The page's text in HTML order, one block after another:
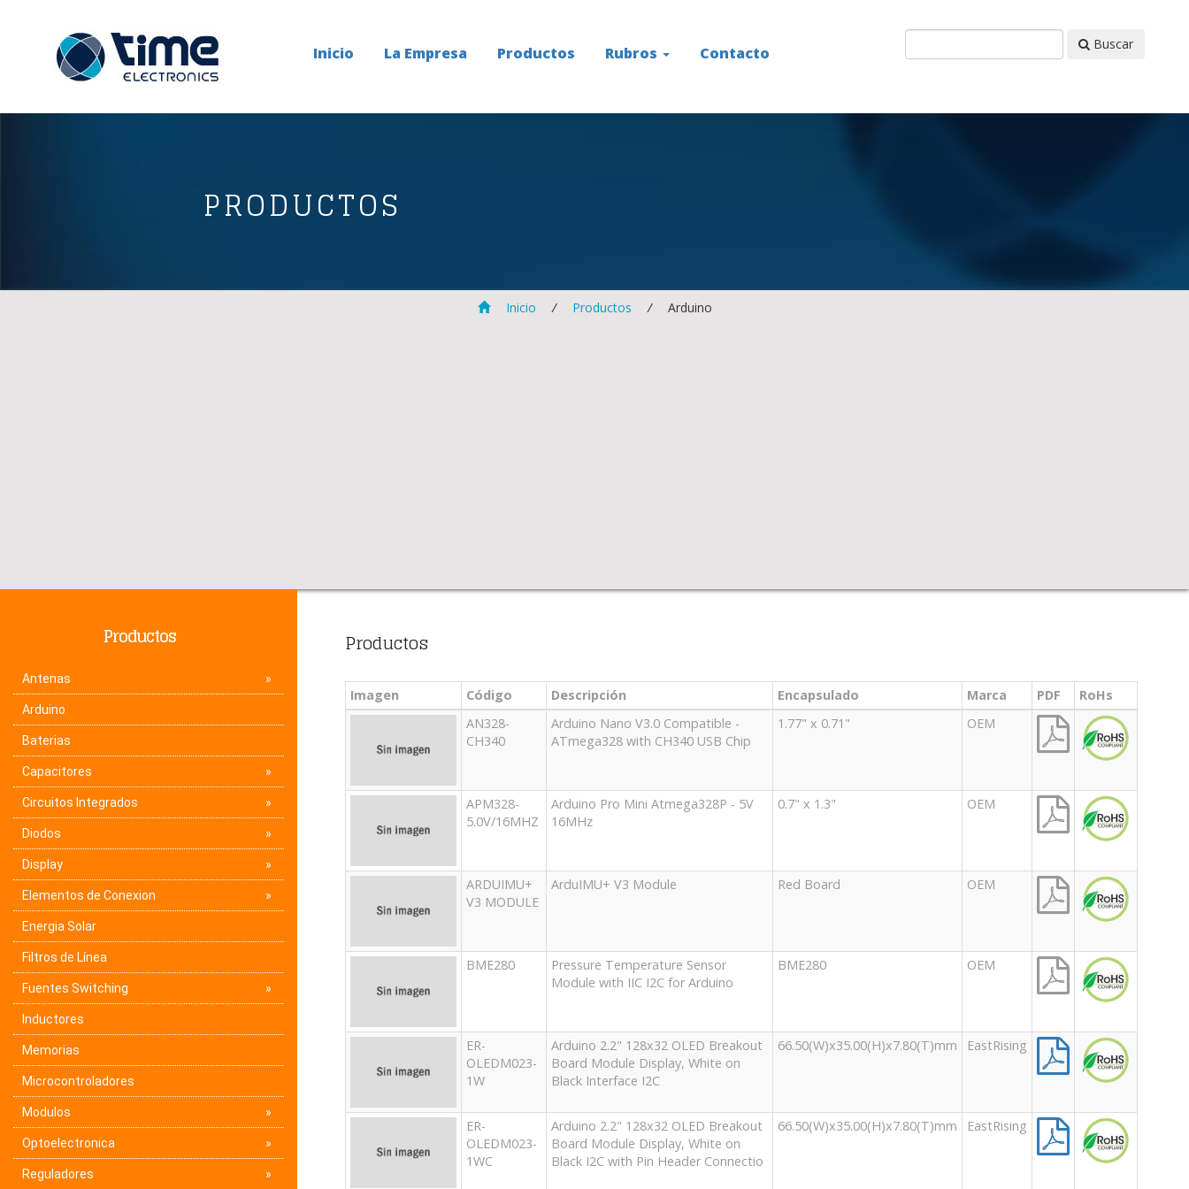
Inicio La Empresa Productos Rubros Contacto Buscar
PRODUCTOS
Inicio / Productos / Arduino
Productos
Antenas
Arduino
Baterias
Capacitores
Circuitos Integrados
Diodos
Display
Elementos de Conexion
Energia Solar
Filtros de Línea
Fuentes Switching
Inductores
Memorias
Microcontroladores
Modulos
Optoelectronica
Reguladores
Productos
Imagen Código Descripción Encapsulado Marca PDF
RoHs
AN328-
CH340
Arduino Nano V3.0 Compatible -
ATmega328 with CH340 USB Chip
1.77" x 0.71" OEM
APM328-
5.0V/16MHZ
Arduino Pro Mini Atmega328P - 5V
16MHz
0.7" x 1.3" OEM
ARDUIMU+
V3 MODULE
ArduIMU+ V3 Module Red Board OEM
BME280
Pressure Temperature Sensor
Module with IIC I2C for Arduino
BME280 OEM
ER-
OLEDM023-
1W
Arduino 2.2" 128x32 OLED Breakout
Board Module Display, White on
Black Interface I2C
66.50(W)x35.00(H)x7.80(T)mm EastRising
ER-
OLEDM023-
1WC
Arduino 2.2" 128x32 OLED Breakout
Board Module Display, White on
Black I2C with Pin Header Connectio
66.50(W)x35.00(H)x7.80(T)mm EastRising